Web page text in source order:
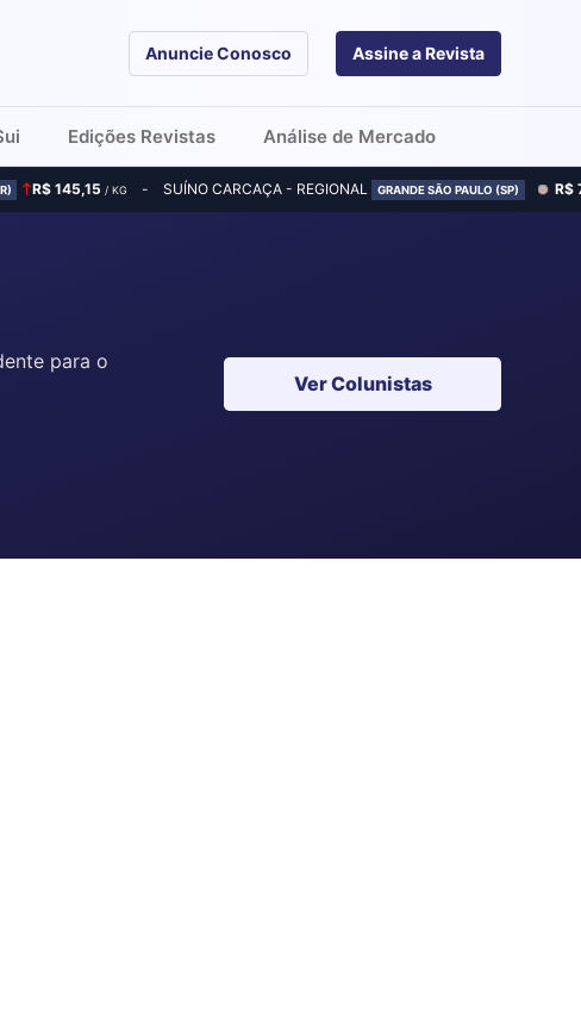
Anuncie Conosco Assine a Revista
Edições Revistas Análise de Mercado
R$ 145,15 / KG SUÍNO CARCAÇA - REGIONAL GRANDE SÃO PAULO (SP) R$
para o
Ver Colunistas